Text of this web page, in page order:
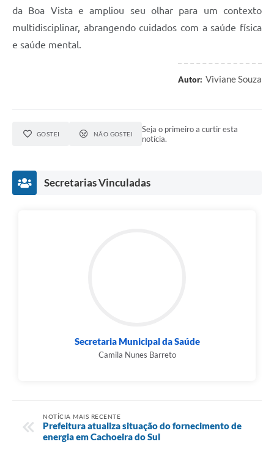
da Boa Vista e ampliou seu olhar para um contexto
multidisciplinar, abrangendo cuidados com a saúde física
e saúde mental.
Autor: Viviane Souza
GOSTEI NÃO GOSTEI
Seja o primeiro a curtir esta
notícia.
Secretarias Vinculadas
Secretaria Municipal da Saúde
Camila Nunes Barreto
NOTÍCIA MAIS RECENTE
Prefeitura atualiza situação do fornecimento de
energia em Cachoeira do Sul